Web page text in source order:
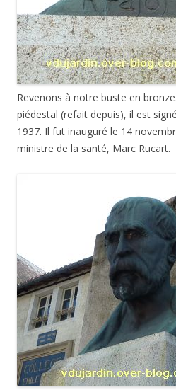
Revenons à notre buste en
piédestal (refait depuis), il est
1937. Il fut inauguré le 14
ministre de la santé, Marc Rucart.